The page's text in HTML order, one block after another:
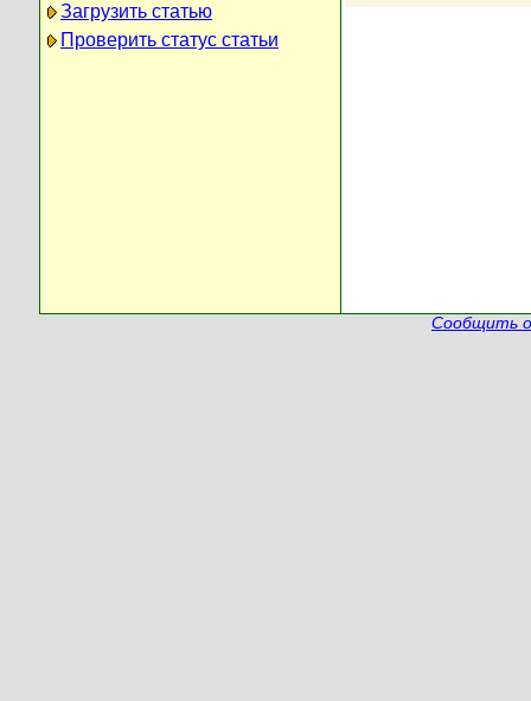
Загрузить статью
Проверить статус статьи
Сообщить о